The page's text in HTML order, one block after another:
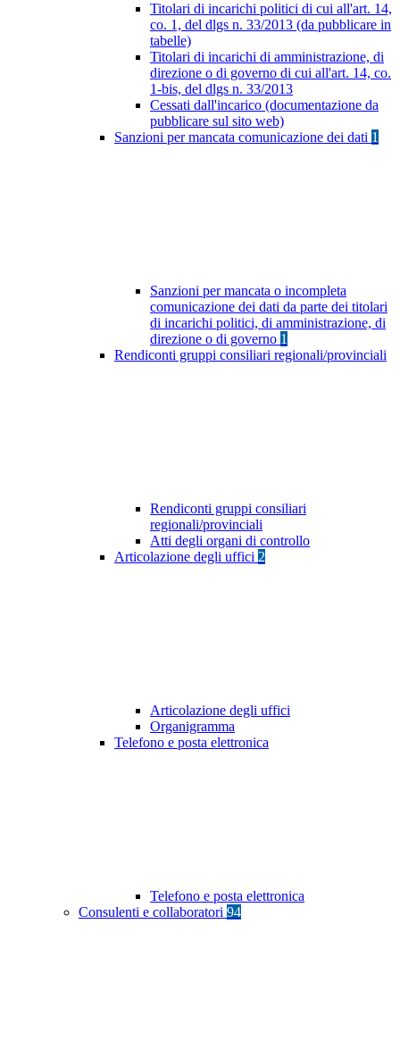
Titolari di incarichi politici di cui all'art. 14,
co. 1, del dlgs n. 33/2013 (da pubblicare in
tabelle)
Titolari di incarichi di amministrazione, di
direzione o di governo di cui all'art. 14, co.
1-bis, del dlgs n. 33/2013
Cessati dall'incarico (documentazione da
pubblicare sul sito web)
Sanzioni per mancata comunicazione dei dati 1
Sanzioni per mancata o incompleta
comunicazione dei dati da parte dei titolari
di incarichi politici, di amministrazione, di
direzione o di governo 1
Rendiconti gruppi consiliari regionali/provinciali
Rendiconti gruppi consiliari
regionali/provinciali
Atti degli organi di controllo
Articolazione degli uffici 2
Articolazione degli uffici
Organigramma
Telefono e posta elettronica
Telefono e posta elettronica
Consulenti e collaboratori 94